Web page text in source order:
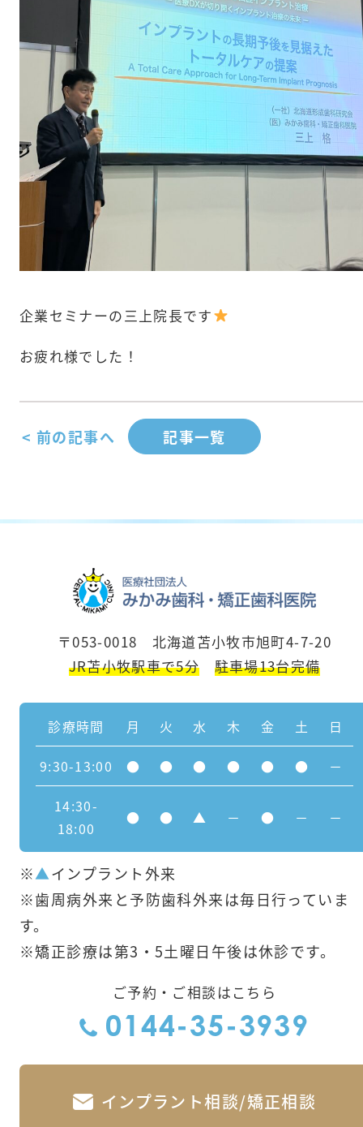
企業セミナーの三上院長です
お疲れ様でした！
< 前の記事へ 記事一覧
〒053-0018 北海道苫小牧市旭町4-7-20
JR苫小牧駅車で5分
駐車場13台完備
診療時間 月 火 水 木 金 土 日
9:30-13:00 ● ● ● ● ● ● －
14:30-
18:00
● ● ▲ － ● － －
※▲インプラント外来
※歯周病外来と予防歯科外来は毎日行っていま
す。
※矯正診療は第3・5土曜日午後は休診です。
ご予約・ご相談はこちら
0144-35-3939
インプラント相談/矯正相談